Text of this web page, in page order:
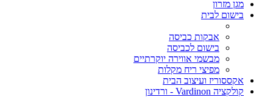
מגן מזרון
בישום לבית
אבקות כביסה
בישום לכביסה
מבשמי אווירה יוקרתיים
מפיצי ריח מקלות
אקססוריז ועיצוב הבית
קולקציה Vardinon - ורדינון